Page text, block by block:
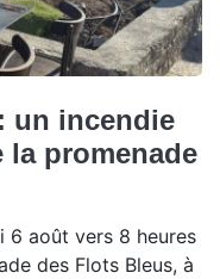
un incendie
la promenade
6 août vers 8 heures
des Flots Bleus, à